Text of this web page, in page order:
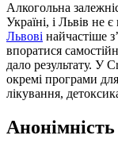
Алкогольна
Україні, і Львів не
Львові найчастіше
впоратися
дало результату. У
окремі програми
лікування,
Анонімність